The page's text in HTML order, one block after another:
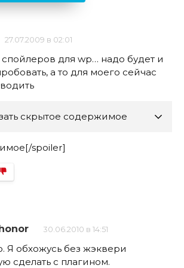
27.07.2009 в 02:01
спойлеров для wp… надо будет и
а то для моего сейчас
скрытое содержимое
spoiler]
30.06.2010 в 14:51
Я обхожусь без жэквери
сделать с плагином.